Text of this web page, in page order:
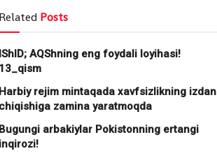
Related Posts
IShID; AQShning eng foydali loyihasi!
13_qism
Harbiy rejim mintaqada xavfsizlikning izdan
chiqishiga zamina yaratmoqda
Bugungi arbakiylar Pokistonning ertangi
inqirozi!